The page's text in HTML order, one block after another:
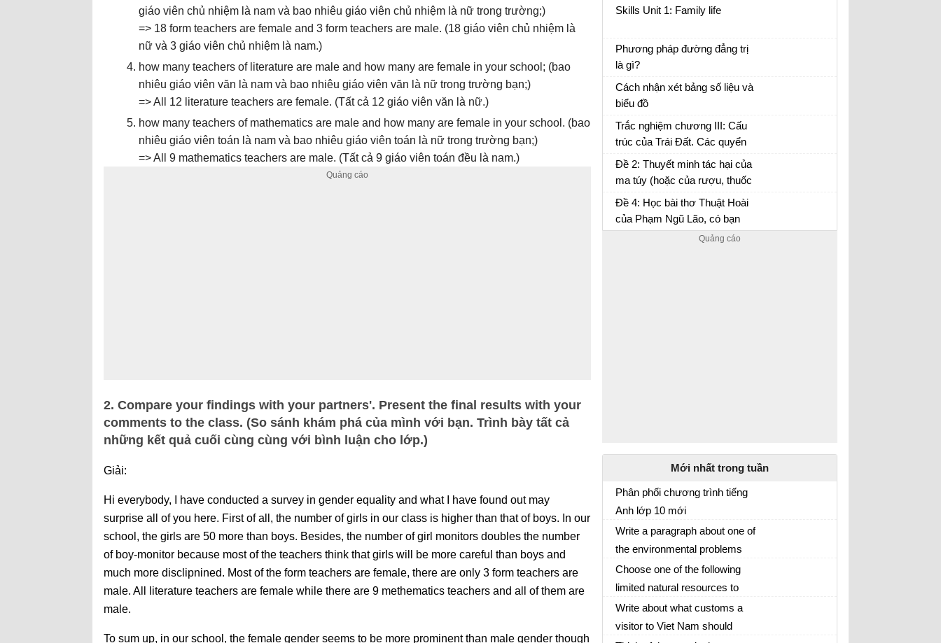
giáo viên chủ nhiệm là nam và bao nhiêu giáo viên chủ nhiệm là nữ trong trường;)
=> 18 form teachers are female and 3 form teachers are male. (18 giáo viên chủ nhiệm là
nữ và 3 giáo viên chủ nhiệm là nam.)
how many teachers of literature are male and how many are female in your school; (bao
nhiêu giáo viên văn là nam và bao nhiêu giáo viên văn là nữ trong trường bạn;)
=> All 12 literature teachers are female. (Tất cả 12 giáo viên văn là nữ.)
how many teachers of mathematics are male and how many are female in your school. (bao
nhiêu giáo viên toán là nam và bao nhiêu giáo viên toán là nữ trong trường bạn;)
=> All 9 mathematics teachers are male. (Tất cả 9 giáo viên toán đều là nam.)
2. Compare your findings with your partners'. Present the final results with your
comments to the class. (So sánh khám phá của mình với bạn. Trình bày tất cả
những kết quả cuối cùng cùng với bình luận cho lớp.)
Giải:
Hi everybody, I have conducted a survey in gender equality and what I have found out may
surprise all of you here. First of all, the number of girls in our class is higher than that of boys. In our
school, the girls are 50 more than boys. Besides, the number of girl monitors doubles the number
of boy-monitor because most of the teachers think that girls will be more careful than boys and
much more disclipnined. Most of the form teachers are female, there are only 3 form teachers are
male. All literature teachers are female while there are 9 methematics teachers and all of them are
male.
To sum up, in our school, the female gender seems to be more prominent than male gender though
Chuyện chức phán sự đền Tản Viên
Skills Unit 1: Family life
Phương pháp đường đẳng trị
là gì?
Cách nhận xét bảng số liệu và
biểu đồ
Ôn tập Địa 10
Trắc nghiệm chương III: Cấu
trúc của Trái Đất. Các quyển
của lớp vỏ địa lí
Đề 2: Thuyết minh tác hại của
ma túy (hoặc của rượu, thuốc
lá…) đối với đời sống con
người.
Đề 4: Học bài thơ Thuật Hoài
của Phạm Ngũ Lão, có bạn
cho rằng: Sự hổ thẹn của tác
Mới nhất trong tuần
Phân phối chương trình tiếng
Anh lớp 10 mới
Kế hoạch giảng dạy môn tiếng Anh lớp 10 năm
Write a paragraph about one of
the environmental problems
and give advice on how to
solve them
Tiếng Anh 10
Choose one of the following
limited natural resources to
write three paragraphs similar
to those in 2
Writing Skills 2 Unit 9 lớp 10 Preserving the
Write about what customs a
visitor to Viet Nam should
Giải Tiếng Anh lớp 10